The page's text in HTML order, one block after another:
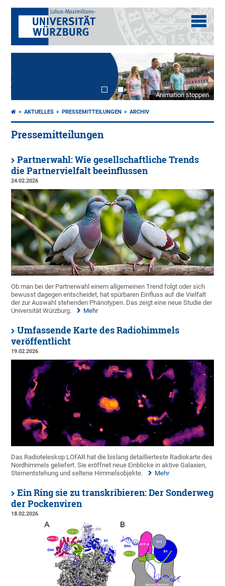
Animation stoppen
AKTUELLES PRESSEMITTEILUNGEN ARCHIV
Pressemitteilungen
Partnerwahl: Wie gesellschaftliche Trends
die Partnervielfalt beeinflussen
24.02.2026
Ob man bei der Partnerwahl einem allgemeinen Trend folgt oder sich
bewusst dagegen entscheidet, hat spürbaren Einfluss auf die Vielfalt
der zur Auswahl stehenden Phänotypen. Das zeigt eine neue Studie der
Universität Würzburg.
Mehr
Umfassende Karte des Radiohimmels
veröffentlicht
19.02.2026
Das Radioteleskop LOFAR hat die bislang detaillierteste Radiokarte des
Nordhimmels geliefert. Sie eröffnet neue Einblicke in aktive Galaxien,
Sternentstehung und seltene Himmelsobjekte.
Mehr
Ein Ring sie zu transkribieren: Der Sonderweg
der Pockenviren
18.02.2026